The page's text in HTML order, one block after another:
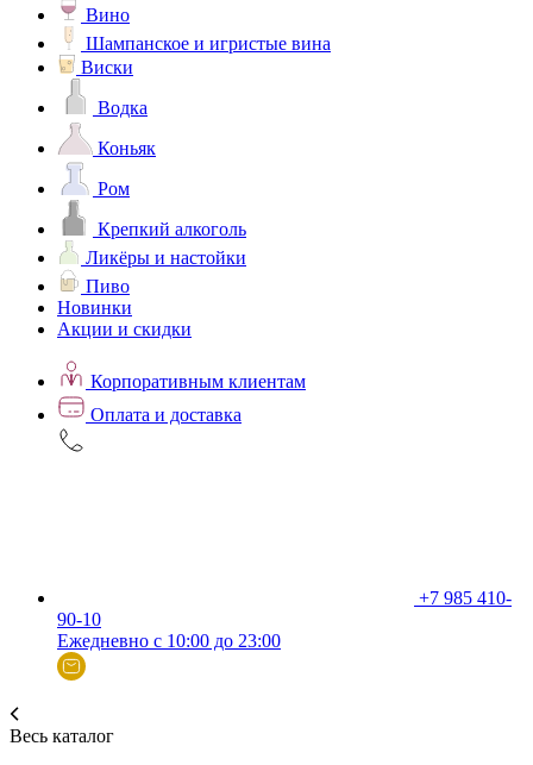
Вино
Шампанское и игристые вина
Виски
Водка
Коньяк
Ром
Крепкий алкоголь
Ликёры и настойки
Пиво
Новинки
Акции и скидки
Корпоративным клиентам
Оплата и доставка
+7 985 410-
90-10
Ежедневно с 10:00 до 23:00
Весь каталог